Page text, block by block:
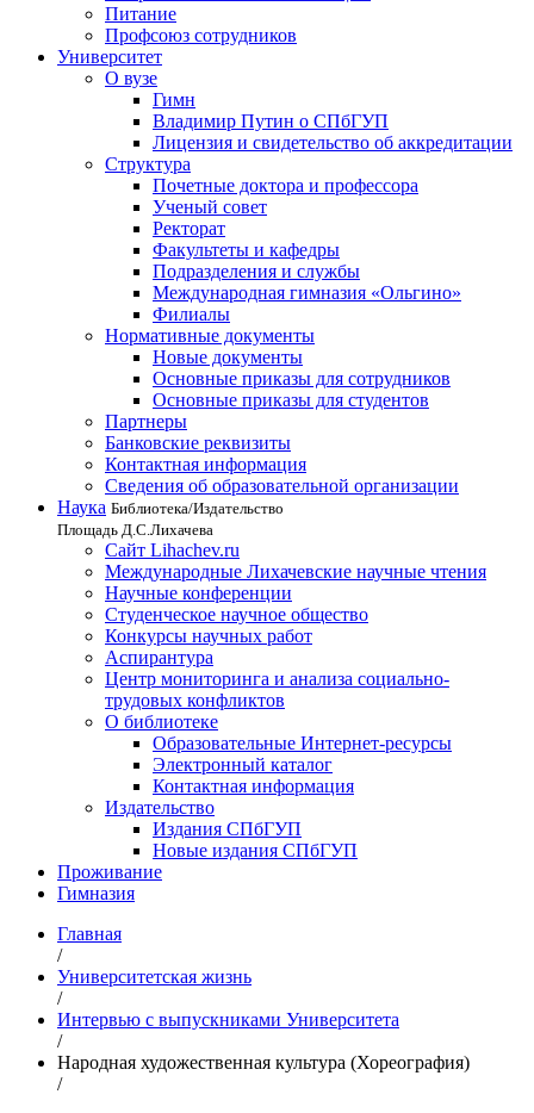
Питание
Профсоюз сотрудников
Университет
О вузе
Гимн
Владимир Путин о СПбГУП
Лицензия и свидетельство об аккредитации
Структура
Почетные доктора и профессора
Ученый совет
Ректорат
Факультеты и кафедры
Подразделения и службы
Международная гимназия «Ольгино»
Филиалы
Нормативные документы
Новые документы
Основные приказы для сотрудников
Основные приказы для студентов
Партнеры
Банковские реквизиты
Контактная информация
Сведения об образовательной организации
Наука Библиотека/Издательство
Площадь Д.С.Лихачева
Сайт Lihachev.ru
Международные Лихачевские научные чтения
Научные конференции
Студенческое научное общество
Конкурсы научных работ
Аспирантура
Центр мониторинга и анализа социально-
трудовых конфликтов
О библиотеке
Образовательные Интернет-ресурсы
Электронный каталог
Контактная информация
Издательство
Издания СПбГУП
Новые издания СПбГУП
Проживание
Гимназия
Главная
/
Университетская жизнь
/
Интервью с выпускниками Университета
/
Народная художественная культура (Хореография)
/